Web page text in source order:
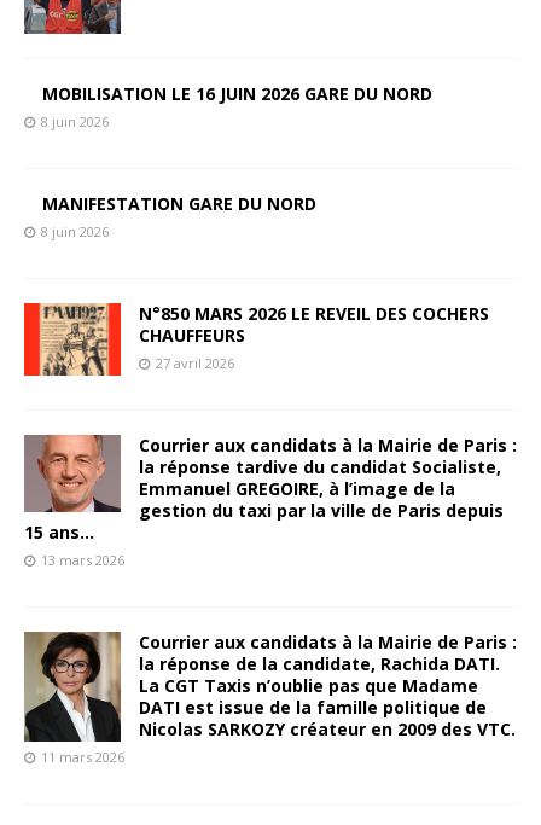
MOBILISATION LE 16 JUIN 2026 GARE DU NORD
8 juin 2026
MANIFESTATION GARE DU NORD
8 juin 2026
N°850 MARS 2026 LE REVEIL DES COCHERS
CHAUFFEURS
27 avril 2026
Courrier aux candidats à la Mairie de Paris :
la réponse tardive du candidat Socialiste,
Emmanuel GREGOIRE, à l’image de la
gestion du taxi par la ville de Paris depuis
15 ans…
13 mars 2026
Courrier aux candidats à la Mairie de Paris :
la réponse de la candidate, Rachida DATI.
La CGT Taxis n’oublie pas que Madame
DATI est issue de la famille politique de
Nicolas SARKOZY créateur en 2009 des VTC.
11 mars 2026